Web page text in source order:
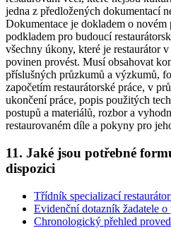
jedna z předložených dokumentací
Dokumentace je dokladem o
podkladem pro budoucí
všechny úkony, které je restaurátor
povinen provést. Musí obsahovat
příslušných průzkumů a výzkumů,
započetím restaurátorské práce, v
ukončení práce, popis použitých
postupů a materiálů, rozbor a
restaurovaném díle a pokyny pro
11. Jaké jsou potřebné
dispozici
Třídník specializací
Evidenční dotazník žadatele
Chronologický přehled